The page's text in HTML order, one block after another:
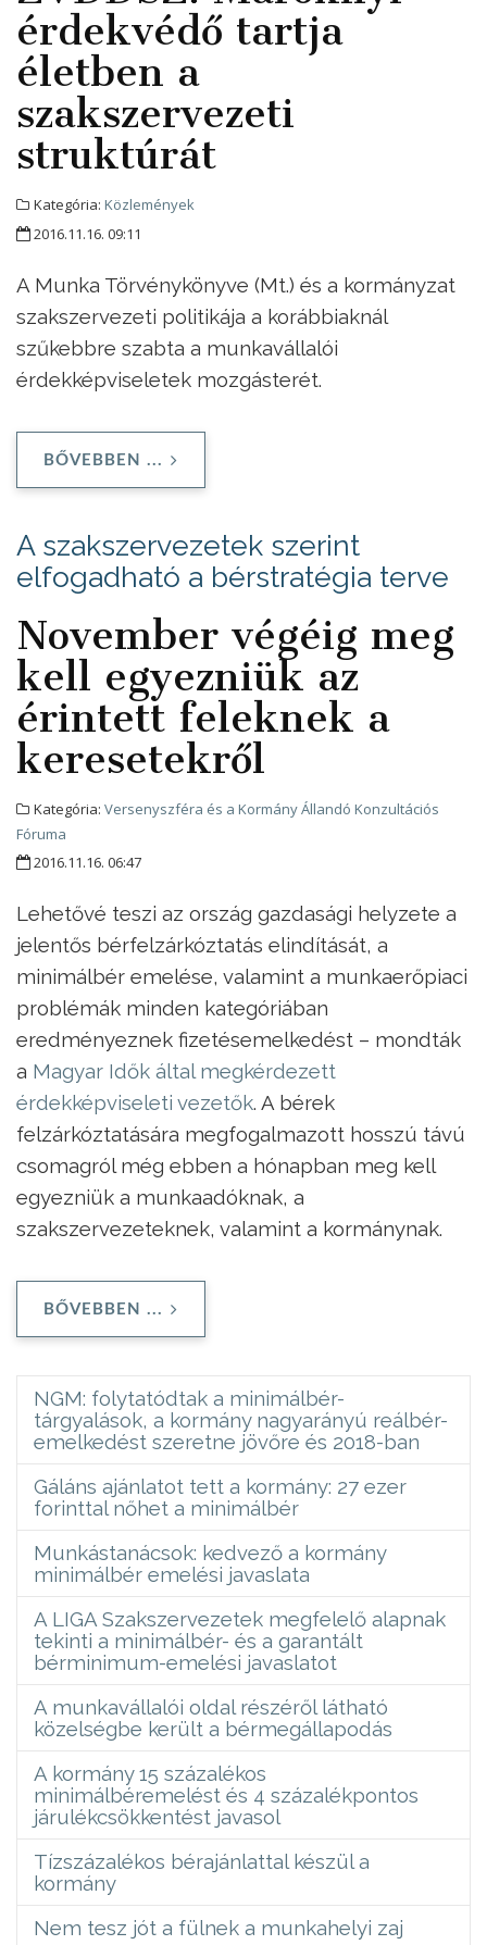
érdekvédő tartja
életben a
szakszervezeti
struktúrát
Kategória: Közlemények
2016.11.16. 09:11
A Munka Törvénykönyve (Mt.) és a kormányzat
szakszervezeti politikája a korábbiaknál
szűkebbre szabta a munkavállalói
érdekképviseletek mozgásterét.
BŐVEBBEN ...
A szakszervezetek szerint
elfogadható a bérstratégia terve
November végéig meg
kell egyezniük az
érintett feleknek a
keresetekről
Kategória: Versenyszféra és a Kormány Állandó Konzultációs
Fóruma
2016.11.16. 06:47
Lehetővé teszi az ország gazdasági helyzete a
jelentős bérfelzárkóztatás elindítását, a
minimálbér emelése, valamint a munkaerőpia­ci
problémák minden kategóriában
eredményeznek fizetésemelkedést – mondták
a Magyar Idők által megkérdezett
érdekképviseleti vezetők. A bérek
felzárkóztatására megfogalmazott hosszú távú
csomagról még ebben a hónapban meg kell
egyezniük a munkaadóknak, a
szakszervezeteknek, valamint a kormánynak.
BŐVEBBEN ...
NGM: folytatódtak a minimálbér-
tárgyalások, a kormány nagyarányú reálbér-
emelkedést szeretne jövőre és 2018-ban
Gáláns ajánlatot tett a kormány: 27 ezer
forinttal nőhet a minimálbér
Munkástanácsok: kedvező a kormány
minimálbér emelési javaslata
A LIGA Szakszervezetek megfelelő alapnak
tekinti a minimálbér- és a garantált
bérminimum-emelési javaslatot
A munkavállalói oldal részéről látható
közelségbe került a bérmegállapodás
A kormány 15 százalékos
minimálbéremelést és 4 százalékpontos
járulékcsökkentést javasol
Tízszázalékos bérajánlattal készül a
kormány
Nem tesz jót a fülnek a munkahelyi zaj